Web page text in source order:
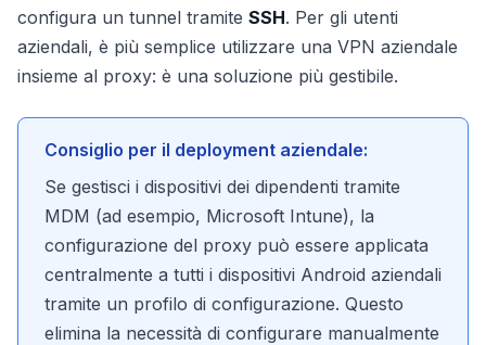
configura un tunnel tramite SSH. Per gli utenti
aziendali, è più semplice utilizzare una VPN aziendale
insieme al proxy: è una soluzione più gestibile.
Consiglio per il deployment aziendale:
Se gestisci i dispositivi dei dipendenti tramite
MDM (ad esempio, Microsoft Intune), la
configurazione del proxy può essere applicata
centralmente a tutti i dispositivi Android aziendali
tramite un profilo di configurazione. Questo
elimina la necessità di configurare manualmente